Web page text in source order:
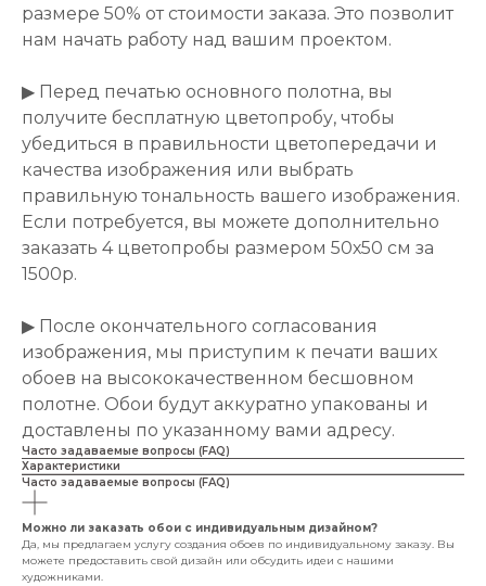
размере 50% от стоимости заказа. Это позволит
нам начать работу над вашим проектом.
▶ Перед печатью основного полотна, вы
получите бесплатную цветопробу, чтобы
убедиться в правильности цветопередачи и
качества изображения или выбрать
правильную тональность вашего изображения.
Если потребуется, вы можете дополнительно
заказать 4 цветопробы размером 50х50 см за
1500р.
▶ После окончательного согласования
изображения, мы приступим к печати ваших
обоев на высококачественном бесшовном
полотне. Обои будут аккуратно упакованы и
доставлены по указанному вами адресу.
Часто задаваемые вопросы (FAQ)
Характеристики
Часто задаваемые вопросы (FAQ)
Можно ли заказать обои с индивидуальным дизайном?
Да, мы предлагаем услугу создания обоев по индивидуальному заказу. Вы
можете предоставить свой дизайн или обсудить идеи с нашими
художниками.